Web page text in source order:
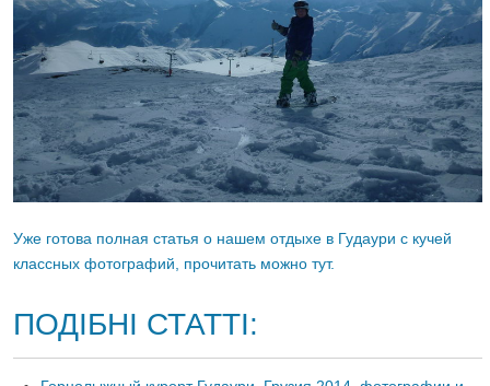
Уже готова полная статья о нашем отдыхе в Гудаури с кучей
классных фотографий, прочитать можно тут.
ПОДІБНІ СТАТТІ: